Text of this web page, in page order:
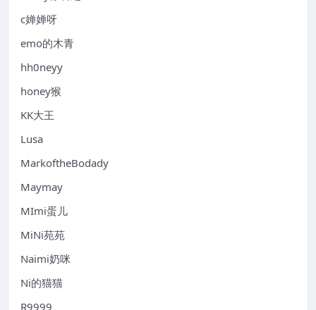
c婵婵呀
emo的木青
hh0neyy
honey猴
KK大王
Lusa
MarkoftheBodady
Maymay
MImi蛋儿
MiNi苑苑
Naimi奶咪
Ni的猫猫
R9999